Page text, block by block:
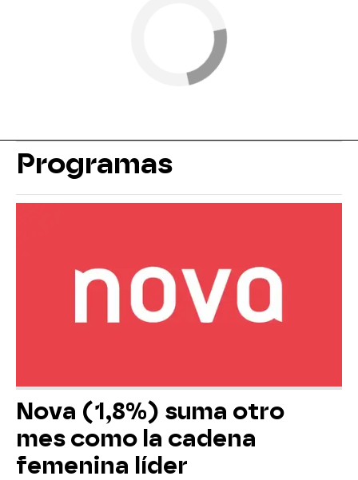
Programas
Nova (1,8%) suma otro
mes como la cadena
femenina líder